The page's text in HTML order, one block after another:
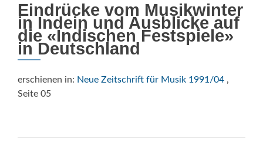
Eindrücke vom Musikwinter
in Indein und Ausblicke auf
die «Indischen Festspiele»
in Deutschland
erschienen in: Neue Zeitschrift für Musik 1991/04 ,
Seite 05